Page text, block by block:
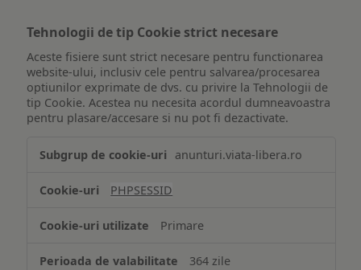
Tehnologii de tip Cookie strict necesare
Aceste fisiere sunt strict necesare pentru functionarea
website-ului, inclusiv cele pentru salvarea/procesarea
optiunilor exprimate de dvs. cu privire la Tehnologii de
tip Cookie. Acestea nu necesita acordul dumneavoastra
pentru plasare/accesare si nu pot fi dezactivate.
de
Cookie
necesare
anunturi.viata-libera.ro
PHPSESSID
Primare
364 zile